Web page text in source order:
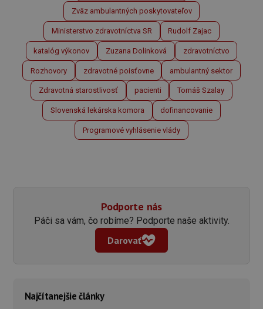
Zväz ambulantných poskytovateľov
Ministerstvo zdravotníctva SR Rudolf Zajac
katalóg výkonov Zuzana Dolinková zdravotníctvo
Rozhovory zdravotné poisťovne ambulantný sektor
Zdravotná starostlivosť pacienti Tomáš Szalay
Slovenská lekárska komora dofinancovanie
Programové vyhlásenie vlády
Podporte nás
Páči sa vám, čo robíme? Podporte naše aktivity.
Darovať
Najčítanejšie články